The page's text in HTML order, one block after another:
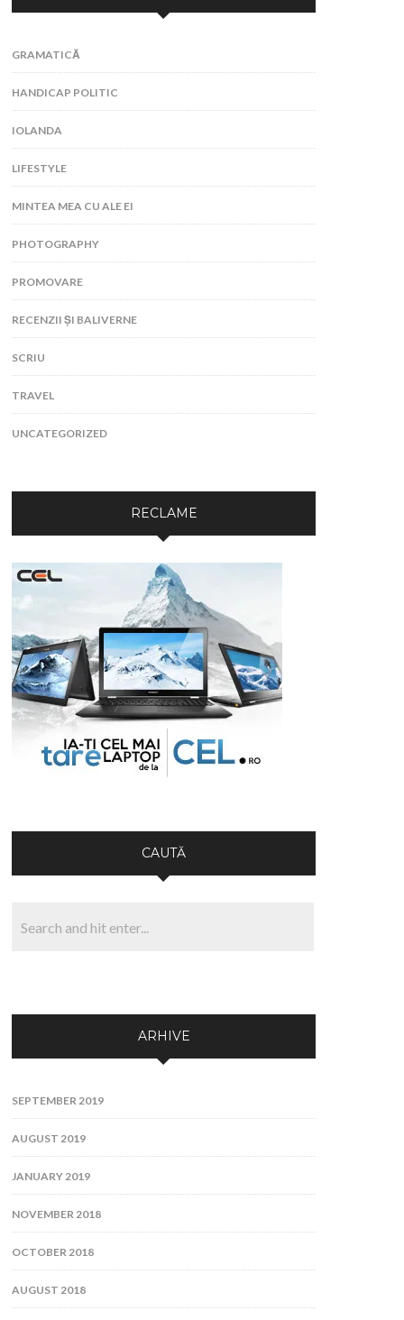
GRAMATICĂ
HANDICAP POLITIC
IOLANDA
LIFESTYLE
MINTEA MEA CU ALE EI
PHOTOGRAPHY
PROMOVARE
RECENZII ȘI BALIVERNE
SCRIU
TRAVEL
UNCATEGORIZED
RECLAME
CAUTĂ
ARHIVE
SEPTEMBER 2019
AUGUST 2019
JANUARY 2019
NOVEMBER 2018
OCTOBER 2018
AUGUST 2018